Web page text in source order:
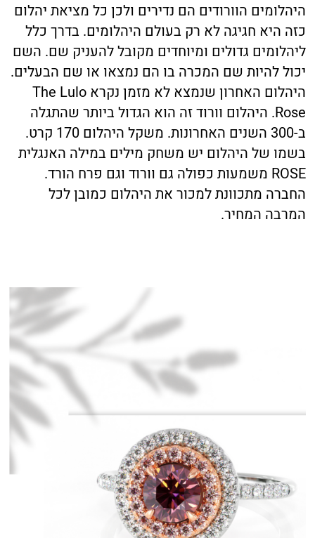
היהלומים הוורודים הם נדירים ולכן כל מציאת יהלום
כזה היא חגיגה לא רק בעולם היהלומים. בדרך כלל
ליהלומים גדולים ומיוחדים מקובל להעניק שם. השם
יכול להיות שם המכרה בו הם נמצאו או שם הבעלים.
היהלום האחרון שנמצא לא מזמן נקרא The Lulo
Rose. היהלום וורוד זה הוא הגדול ביותר שהתגלה
ב-300 השנים האחרונות. משקל היהלום 170 קרט.
בשמו של היהלום יש משחק מילים במילה האנגלית
ROSE משמעות כפולה גם וורוד וגם פרח הורד.
החברה מתכוונת למכור את היהלום כמובן לכל
המרבה המחיר.